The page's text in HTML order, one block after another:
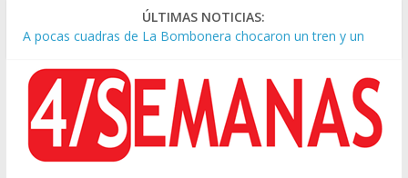
ÚLTIMAS NOTICIAS:
A pocas cuadras de La Bombonera chocaron un tren y un
Día de San Cayetano: masiva marcha a Plaza de Mayo de
sindicatos y organizaciones sociales
Pesar por la muerte de Leandro Rud, histórico representante
y conductor de TV
Tras la aprobación de la ley de propiedad privada, Bullrich